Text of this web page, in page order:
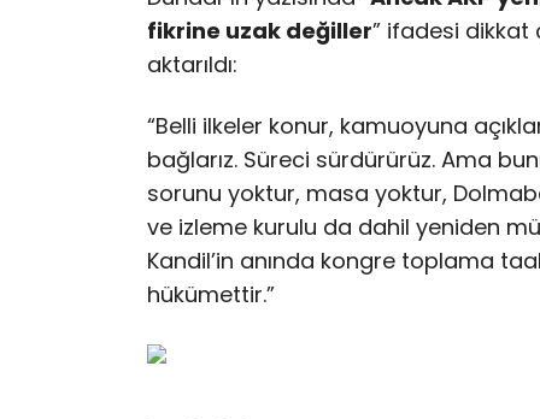
fikrine uzak değiller” ifadesi dikkat
aktarıldı:
“Belli ilkeler konur, kamuoyuna
bağlarız. Süreci sürdürürüz. Ama
sorunu yoktur, masa yoktur,
ve izleme kurulu da dahil yeniden
Kandil’in anında kongre toplama
hükümettir.”